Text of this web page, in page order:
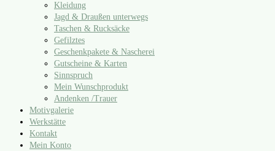
Kleidung
Jagd & Draußen unterwegs
Taschen & Rucksäcke
Gefilztes
Geschenkpakete & Nascherei
Gutscheine & Karten
Sinnspruch
Mein Wunschprodukt
Andenken /​Trauer
Motivgalerie
Werkstätte
Kontakt
Mein Konto